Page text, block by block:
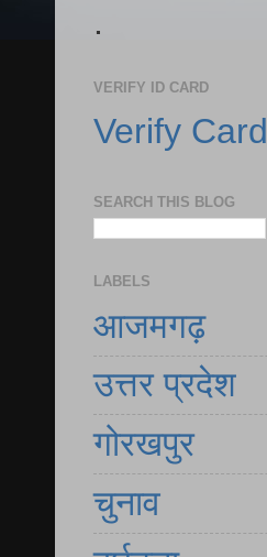
.
VERIFY ID CARD
Verify Card
SEARCH THIS BLOG
LABELS
आजमगढ़
उत्तर प्रदेश
गोरखपुर
चुनाव